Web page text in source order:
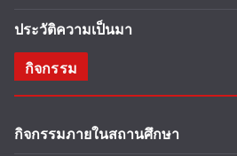
ประวัติความเป็นมา
กิจกรรม
กิจกรรมภายในสถานศึกษา